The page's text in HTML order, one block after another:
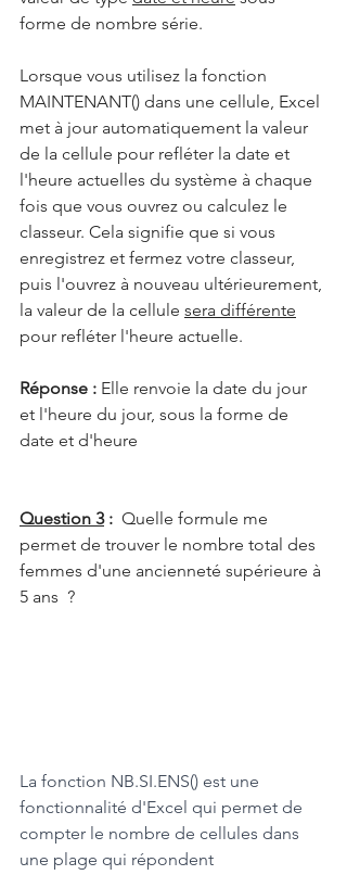
forme de nombre série.
Lorsque vous utilisez la fonction
MAINTENANT() dans une cellule, Excel
met à jour automatiquement la valeur
de la cellule pour refléter la date et
l'heure actuelles du système à chaque
fois que vous ouvrez ou calculez le
classeur. Cela signifie que si vous
enregistrez et fermez votre classeur,
puis l'ouvrez à nouveau ultérieurement,
la valeur de la cellule sera différente
pour refléter l'heure actuelle.
Réponse : Elle renvoie la date du jour
et l'heure du jour, sous la forme de
date et d'heure
Question 3 : Quelle formule me
permet de trouver le nombre total des
femmes d'une ancienneté supérieure à
5 ans  ?
La fonction NB.SI.ENS() est une
fonctionnalité d'Excel qui permet de
compter le nombre de cellules dans
une plage qui répondent